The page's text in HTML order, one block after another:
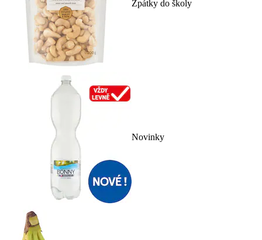
Zpátky do školy
Novinky